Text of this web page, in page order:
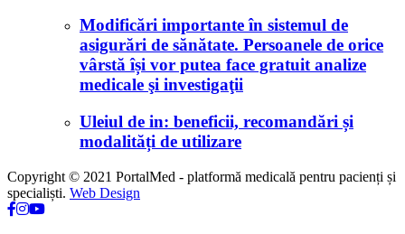
Modificări importante în sistemul de
asigurări de sănătate. Persoanele de orice
vârstă își vor putea face gratuit analize
medicale şi investigaţii
Uleiul de in: beneficii, recomandări și
modalități de utilizare
Copyright © 2021 PortalMed - platformă medicală pentru pacienți și
specialiști. Web Design